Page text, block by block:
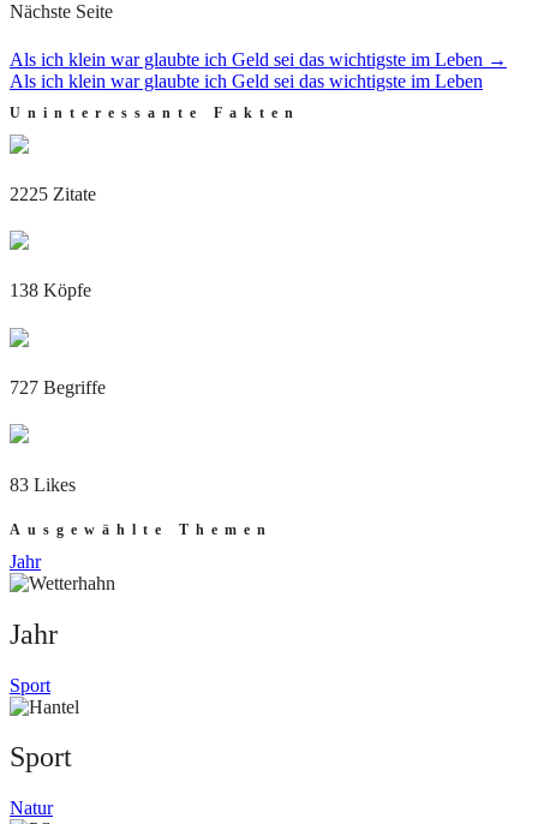
Nächste Seite
Als ich klein war glaubte ich Geld sei das wichtigste im Leben →
Als ich klein war glaubte ich Geld sei das wichtigste im Leben
Uninteressante Fakten
2225 Zitate
138 Köpfe
727 Begriffe
83 Likes
Ausgewählte Themen
Jahr
Jahr
Sport
Sport
Natur